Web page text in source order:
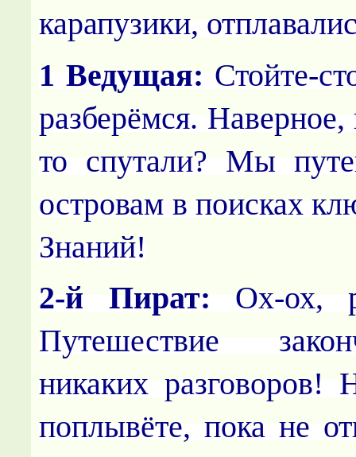
карапузики,
1 Ведущая: Стойте-
разберёмся.
то спутали? Мы
островам в поисках
Знаний!
2-й Пират: Ох-ох,
Путешествие
никаких разговоров!
поплывёте, пока не